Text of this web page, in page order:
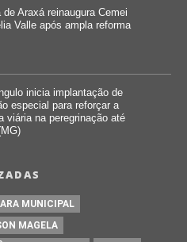
de Araxá reinaugura Cemei
Valle após ampla reforma
inicia implantação de
especial para reforçar a
viária na peregrinação até
MUNICIPAL
MAGELA